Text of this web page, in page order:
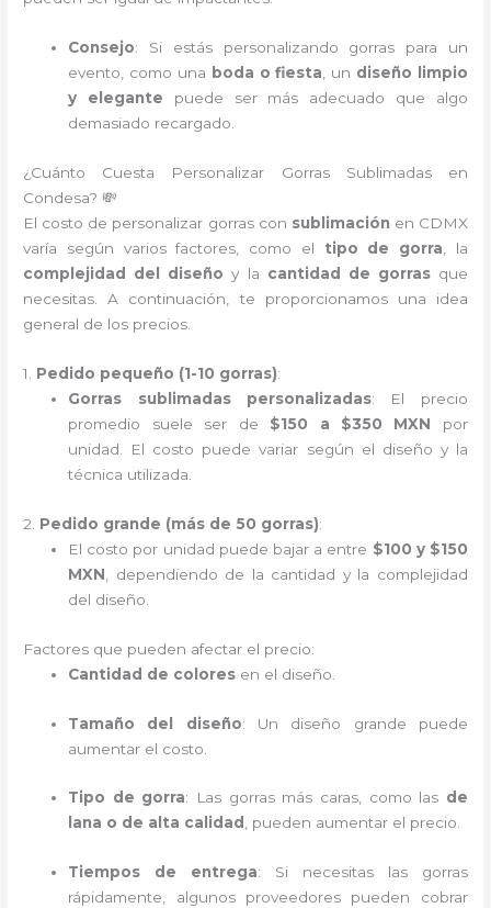
Consejo: Si estás personalizando gorras para un
evento, como una boda o fiesta , un diseño limpio
y elegante puede ser más adecuado que algo
demasiado recargado.
¿Cuánto Cuesta Personalizar Gorras Sublimadas en
Condesa? 💸
El costo de personalizar gorras con sublimación en CDMX
varía según varios factores, como el tipo de gorra , la
complejidad del diseño y la cantidad de gorrasque
necesitas. A continuación, te proporcionamos una idea
general de los precios.
1. Pedido pequeño (1-10 gorras):
Gorras sublimadas personalizadas: El precio
promedio suele ser de $150 a $350 MXN por
unidad. El costo puede variar según el diseño y la
técnica utilizada.
2. Pedido grande (más de 50 gorras):
El costo por unidad puede bajar a entre $100 y $150
MXN , dependiendo de la cantidad y la complejidad
del diseño.
Factores que pueden afectar el precio:
Cantidad de colores en el diseño.
Tamaño del diseño: Un diseño grande puede
aumentar el costo.
Tipo de gorra: Las gorras más caras, como las de
lana o de alta calidad , pueden aumentar el precio.
Tiempos de entrega: Si necesitas las gorras
rápidamente, algunos proveedores pueden cobrar